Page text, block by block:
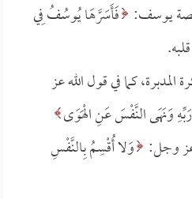
يوسف: فَأَسَرَّهَا يُوسُفُ فِي
المدبرة، كما في قول الله عز
وَنَهَى النَّفْسَ عَنِ الْهَوَى
وَلا أُقْسِمُ بِالنَّفْسِ